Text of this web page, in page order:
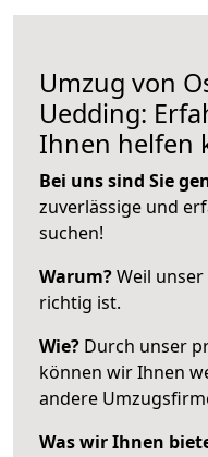
Umzug von
Uedding:
Ihnen helfen
Bei uns sind Sie
zuverlässige und
suchen!
Warum?Weil
richtig ist.
Wie? Durch unser
können wir Ihnen
andere
Was wir Ihnen